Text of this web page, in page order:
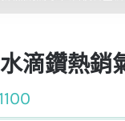
滴鑽熱銷
1100